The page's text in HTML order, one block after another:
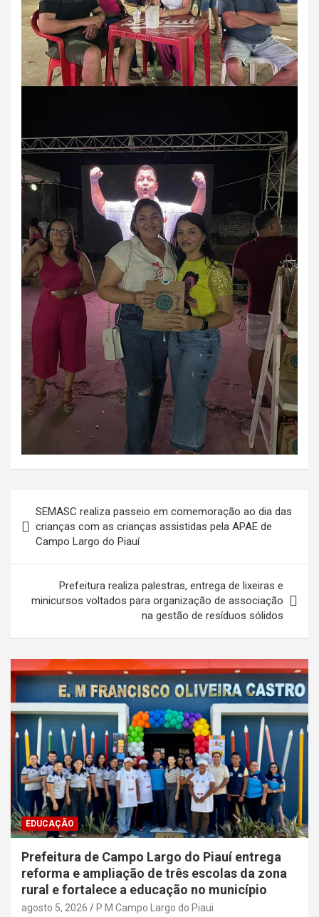
de
Post
SEMASC realiza passeio em comemoração ao dia das
crianças com as crianças assistidas pela APAE de
Campo Largo do Piauí
Prefeitura realiza palestras, entrega de lixeiras e
minicursos voltados para organização de associação
na gestão de resíduos sólidos
EDUCAÇÃO
Prefeitura de Campo Largo do Piauí entrega
reforma e ampliação de três escolas da zona
rural e fortalece a educação no município
agosto 5, 2026 P M Campo Largo do Piaui